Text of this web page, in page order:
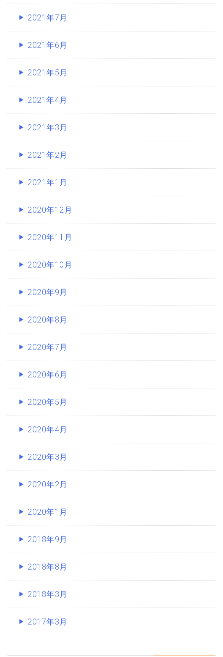
2021年7月
2021年6月
2021年5月
2021年4月
2021年3月
2021年2月
2021年1月
2020年12月
2020年11月
2020年10月
2020年9月
2020年8月
2020年7月
2020年6月
2020年5月
2020年4月
2020年3月
2020年2月
2020年1月
2018年9月
2018年8月
2018年3月
2017年3月